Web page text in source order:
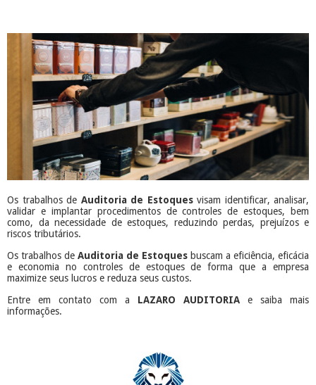
Os trabalhos de Auditoria de Estoquesvisam identificar, analisar,
validar e implantar procedimentos de controles de estoques, bem
como, da necessidade de estoques, reduzindo perdas, prejuízos e
riscos tributários.
Os trabalhos de Auditoria de Estoques buscam a eficiência, eficácia
e economia no controles de estoques de forma que a empresa
maximize seus lucros e reduza seus custos.
Entre em contato com a LAZARO AUDITORIA e saiba mais
informações.